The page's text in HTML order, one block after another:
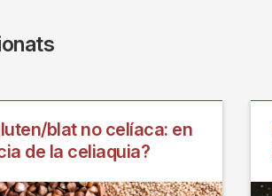
blat no celíaca: en
de la celiaquia?